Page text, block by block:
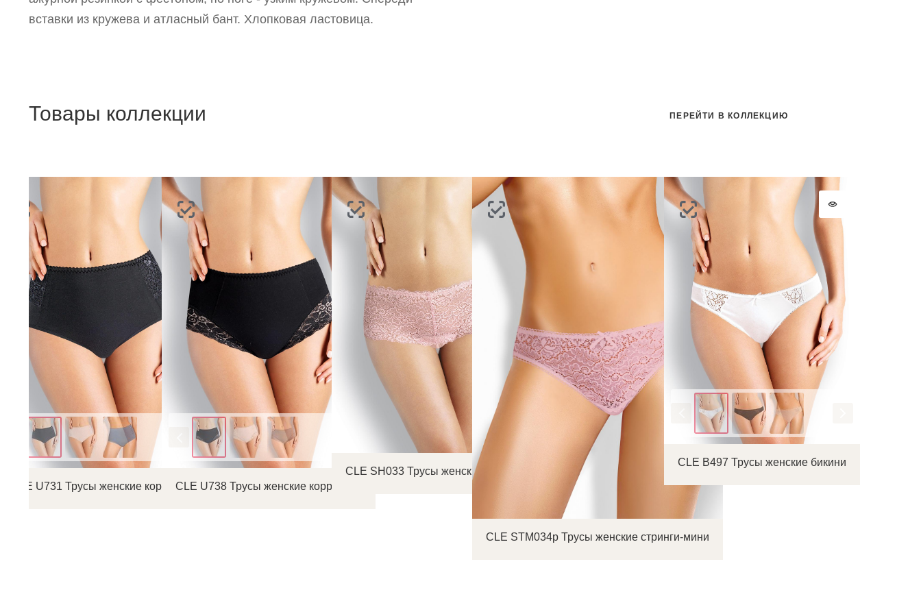
вставки из кружева и атласный бант. Хлопковая ластовица.
Товары коллекции
CLE U731 Трусы женские коррекцияCLE U738 Трусы женские коррекция
CLE SH033 Трусы женские шорты
CLE STM034р Трусы женские стринги-мини
CLE B497 Трусы женские бикини
ПЕРЕЙТИ В КОЛЛЕКЦИЮ